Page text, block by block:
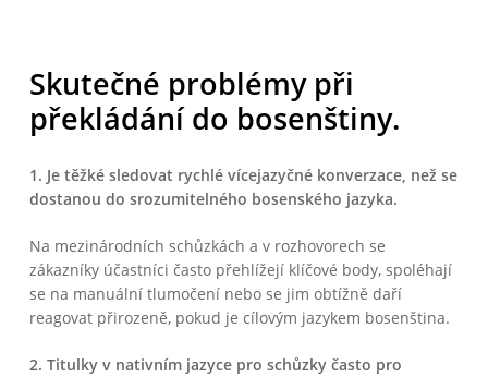
Skutečné problémy při
překládání do bosenštiny.
1. Je těžké sledovat rychlé vícejazyčné konverzace, než se
dostanou do srozumitelného bosenského jazyka.
Na mezinárodních schůzkách a v rozhovorech se
zákazníky účastníci často přehlížejí klíčové body, spoléhají
se na manuální tlumočení nebo se jim obtížně daří
reagovat přirozeně, pokud je cílovým jazykem bosenština.
2. Titulky v nativním jazyce pro schůzky často pro